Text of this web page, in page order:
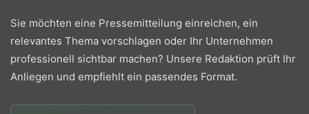
Sie möchten eine Pressemitteilung einreichen, ein
relevantes Thema vorschlagen oder Ihr Unternehmen
professionell sichtbar machen? Unsere Redaktion prüft Ihr
Anliegen und empfiehlt ein passendes Format.